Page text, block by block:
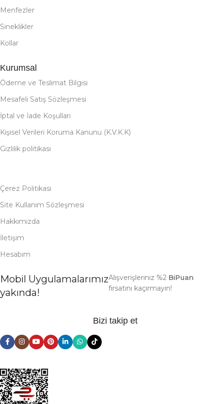
Menfezler
Sineklikler
Kollar
Kurumsal
Ödeme ve Teslimat Bilgisi
Mesafeli Satış Sözleşmesi
İptal ve İade Koşulları
Kişisel Verileri Koruma Kanunu (K.V.K.K)
Gizlilik politikası
Çerez Politikası
Site Kullanım Sözleşmesi
Hakkımızda
İletişim
Hesabım
Mobil Uygulamalarımız
yakında!
Alışverişleriniz %2 BiPuan
fırsatını kaçırmayın!
Bizi takip et